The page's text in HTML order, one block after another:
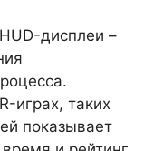
дисплеи –
играх, таких
показывает